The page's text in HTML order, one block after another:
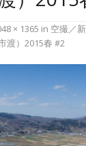
× 1365 in 空撮／
渡）2015春 #2